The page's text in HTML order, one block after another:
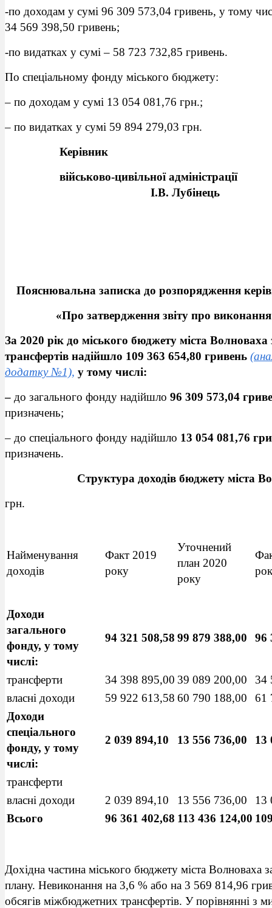
-по доходам у сумі 96 309 573,04 гривень, у тому
34 569 398,50 гривень;
-по видатках у сумі – 58 723 732,85 гривень.
По спеціальному фонду міського бюджету:
– по доходам у сумі 13 054 081,76 грн.;
– по видатках у сумі 59 894 279,03 грн.
Керівник
військово-
І.В. Лубінець
Пояснювальна записка до розпорядження
«Про затвердження звіту про
За 2020 рік до міського бюджету міста
трансфертів надійшло 109 363 654,80 гривень
додатку №1), у тому числі:
– до загального фонду надійшло 96 309 573,04
призначень;
– до спеціального фонду надійшло 13 054 081,76
призначень.
Структура доходів бюджету міста
грн.
Найменування
доходів
Факт 2019
року
Уточнений
план 2020
року
Доходи
загального
фонду, у тому
числі:
94 321 508,58 99 879 388,00 96
трансферти 34 398 895,00 39 089 200,00
34
власні доходи
59 922 613,58 60 790 188,00
61
Доходи
спеціального
фонду, у тому
числі:
2 039 894,10 13 556 736,00 13
трансферти
власні доходи
2 039 894,10 13 556 736,00
13
Всього
96 361 402,68 113 436 124,00
Дохідна частина міського бюджету міста Волноваха
плану. Невиконання на 3,6 % або на 3 569 814,96
обсягів міжбюджетних трансфертів. У порівнянні з